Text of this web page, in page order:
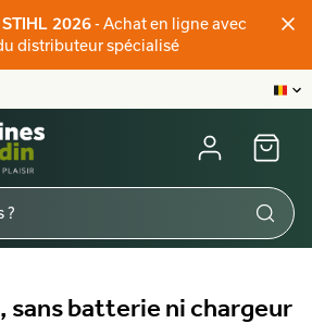
2026- Achat en ligne avec
distributeur spécialisé
ligne
sans batterie ni chargeur